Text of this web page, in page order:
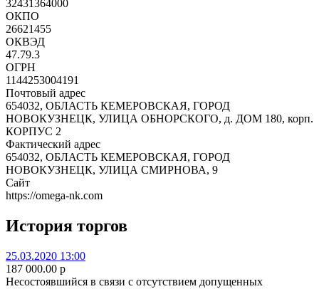
32431364000
ОКПО
26621455
ОКВЭД
47.79.3
ОГРН
1144253004191
Почтовый адрес
654032, ОБЛАСТЬ КЕМЕРОВСКАЯ, ГОРОД
НОВОКУЗНЕЦК, УЛИЦА ОБНОРСКОГО, д. ДОМ 180, корп.
КОРПУС 2
Фактический адрес
654032, ОБЛАСТЬ КЕМЕРОВСКАЯ, ГОРОД
НОВОКУЗНЕЦК, УЛИЦА СМИРНОВА, 9
Сайт
https://omega-nk.com
История торгов
25.03.2020 13:00
187 000.00 p
Несостоявшийся в связи с отсутствием допущенных